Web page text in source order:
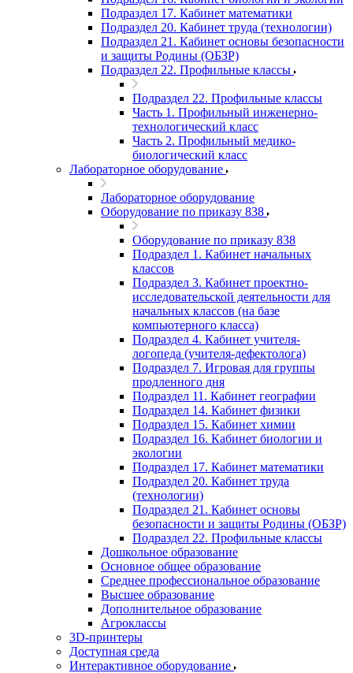
Подраздел 17. Кабинет математики
Подраздел 20. Кабинет труда (технологии)
Подраздел 21. Кабинет основы безопасности
и защиты Родины (ОБЗР)
Подраздел 22. Профильные классы
Подраздел 22. Профильные классы
Часть 1. Профильный инженерно-
технологический класс
Часть 2. Профильный медико-
биологический класс
Лабораторное оборудование
Лабораторное оборудование
Оборудование по приказу 838
Оборудование по приказу 838
Подраздел 1. Кабинет начальных
классов
Подраздел 3. Кабинет проектно-
исследовательской деятельности для
начальных классов (на базе
компьютерного класса)
Подраздел 4. Кабинет учителя-
логопеда (учителя-дефектолога)
Подраздел 7. Игровая для группы
продленного дня
Подраздел 11. Кабинет географии
Подраздел 14. Кабинет физики
Подраздел 15. Кабинет химии
Подраздел 16. Кабинет биологии и
экологии
Подраздел 17. Кабинет математики
Подраздел 20. Кабинет труда
(технологии)
Подраздел 21. Кабинет основы
безопасности и защиты Родины (ОБЗР)
Подраздел 22. Профильные классы
Дошкольное образование
Основное общее образование
Среднее профессиональное образование
Высшее образование
Дополнительное образование
Агроклассы
3D-принтеры
Доступная среда
Интерактивное оборудование